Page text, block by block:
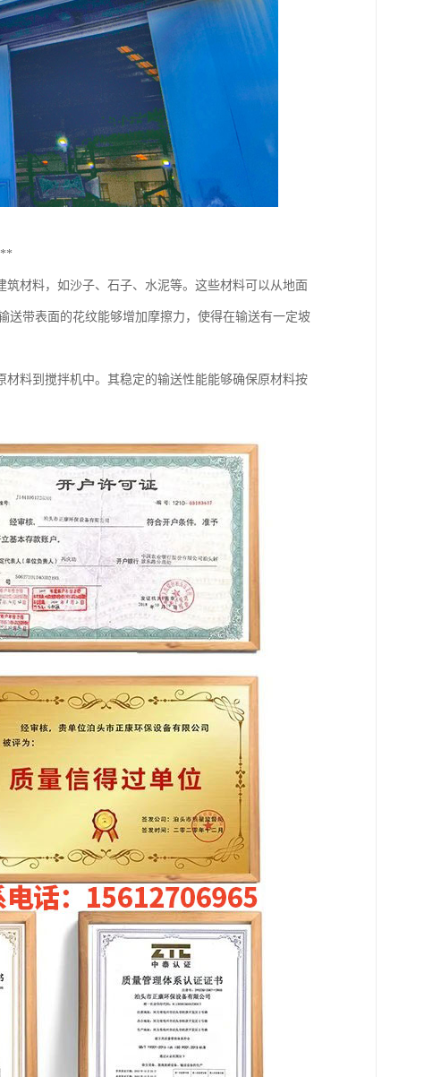
材料，如沙子、石子、水泥等。这些材料可以从地面
送带表面的花纹能够增加摩擦力，使得在输送有一定坡
料到搅拌机中。其稳定的输送性能能够确保原材料按